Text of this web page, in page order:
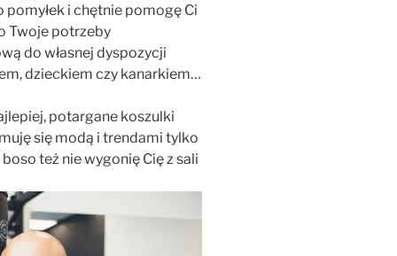
i chętnie pomogę Ci
Twoje potrzeby
do własnej dyspozycji
dzieckiem czy kanarkiem…
potargane koszulki
się modą i trendami tylko
też nie wygonię Cię z sali